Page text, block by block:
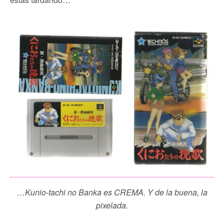
…Kunio-tachi no Banka es CREMA. Y de la buena, la
pixelada.